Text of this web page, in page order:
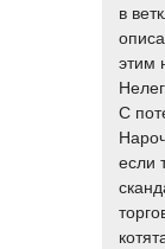
в
этим
С
если